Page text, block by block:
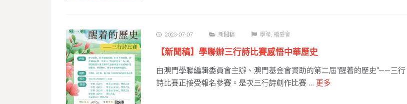
2023-07-07 新聞稿 學聯 編委會
【新聞稿】學聯辦三行詩比賽感悟中華歷史
由澳門學聯編輯委員會主辦、澳門基金會資助的第二屆“醒着的歷史”——三行
詩比賽正接受報名參賽。是次三行詩創作比賽 … 更多